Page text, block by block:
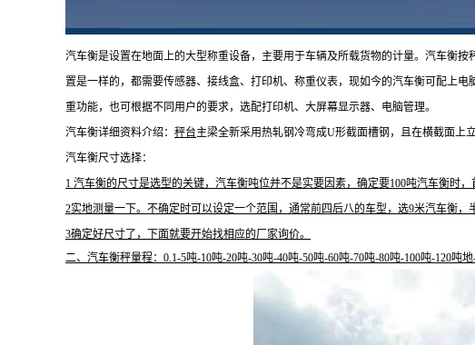
汽车衡是设置在地面上的大型称重设备，主要用于车辆及所载货物的计量。汽车衡
置是一样的，都需要传感器、接线盒、打印机、称重仪表，现如今的汽车衡可配上
重功能，也可根据不同用户的要求，选配打印机、大屏幕显示器、电脑管理。
汽车衡详细资料介绍： 秤台主梁全新采用热轧钢冷弯成U形截面槽钢，且在横截面上
汽车衡尺寸选择：
1 汽车衡的尺寸是选型的关键，汽车衡吨位并不是实要因素，确定要100吨汽车衡时
2实地测量一下。不确定时可以设定一个范围，通常前四后八的车型，选9米汽车衡，
3确定好尺寸了，下面就要开始找相应的厂家询价。
二、汽车衡秤量程： 0.1-5吨-10吨-20吨-30吨-40吨-50吨-60吨-70吨-80吨-100吨-120吨地